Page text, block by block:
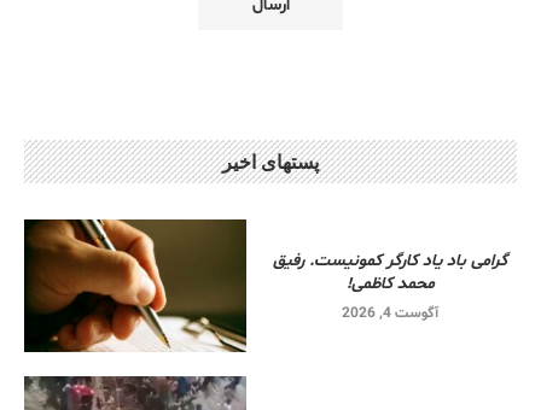
پستهای اخیر
گرامی باد یاد کارگر کمونیست. رفیق
محمد کاظمی!
آگوست 4, 2026